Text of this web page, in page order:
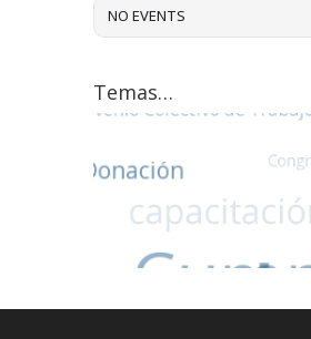
NO EVENTS
Temas…